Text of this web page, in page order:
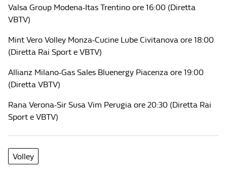
Valsa Group Modena-Itas Trentino ore 16:00 (Diretta
VBTV)
Mint Vero Volley Monza-Cucine Lube Civitanova ore 18:00
(Diretta Rai Sport e VBTV)
Allianz Milano-Gas Sales Bluenergy Piacenza ore 19:00
(Diretta VBTV)
Rana Verona-Sir Susa Vim Perugia ore 20:30 (Diretta Rai
Sport e VBTV)
Volley